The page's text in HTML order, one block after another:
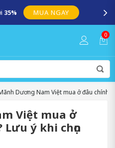
35% MUA NGAY
0
Dương Nam Việt mua ở đâu chính
Việt mua ở
ý khi chọn